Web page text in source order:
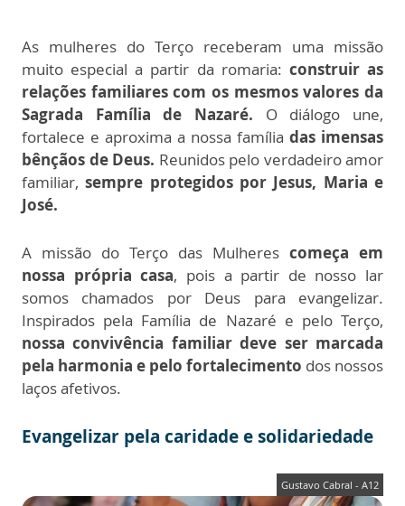
As mulheres do Terço receberam uma missão
muito especial a partir da romaria: construir as
relações familiares com os mesmos valores da
Sagrada Família de Nazaré. O diálogo une,
fortalece e aproxima a nossa família das imensas
bênçãos de Deus. Reunidos pelo verdadeiro amor
familiar,sempre protegidos por Jesus, Maria e
José.
A missão do Terço das Mulheres começa em
nossa própria casa, pois a partir de nosso lar
somos chamados por Deus para evangelizar.
Inspirados pela Família de Nazaré e pelo Terço,
nossa convivência familiar deve ser marcada
pela harmonia e pelo fortalecimento dos nossos
laços afetivos.
Evangelizar pela caridade e solidariedade
Gustavo Cabral - A12